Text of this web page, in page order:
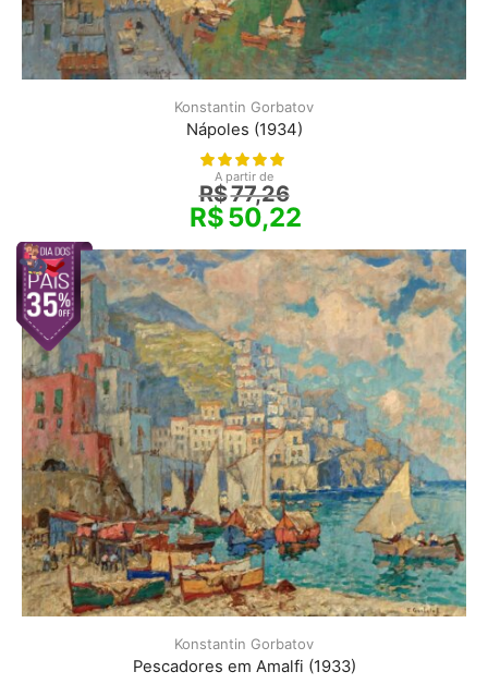
Konstantin Gorbatov
Nápoles (1934)
A partir de
R$77,26
R$50,22
Konstantin Gorbatov
Pescadores em Amalfi (1933)